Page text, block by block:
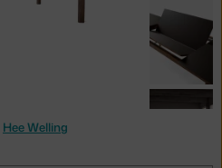
Hee Welling